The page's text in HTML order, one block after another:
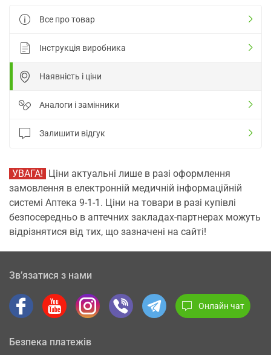
Все про товар
Інструкція виробника
Наявність і ціни
Аналоги і замінники
Залишити відгук
УВАГА! Ціни актуальні лише в разі оформлення
замовлення в електронній медичній інформаційній
системі Аптека 9-1-1. Ціни на товари в разі купівлі
безпосередньо в аптечних закладах-партнерах можуть
відрізнятися від тих, що зазначені на сайті!
Зв’язатися з нами
Онлайн чат
Безпека платежів